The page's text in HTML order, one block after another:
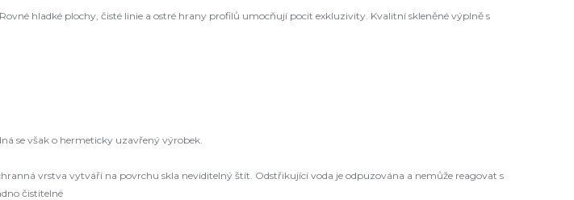
hladké plochy, čisté linie a ostré hrany profilů umocňují pocit exkluzivity. Kvalitní skleněné výplně s
se však o hermeticky uzavřený výrobek.
vrstva vytváří na povrchu skla neviditelný štít. Odstřikující voda je odpuzována a nemůže reagovat s
čistitelné